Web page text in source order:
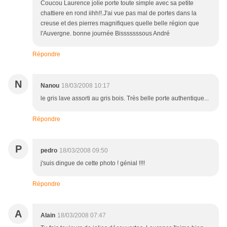
Coucou Laurence jolie porte toute simple avec sa petite
chattiere en rond iihh!!.J'ai vue pas mal de portes dans la
creuse et des pierres magnifiques quelle belle région que
l'Auvergne. bonne journée Bisssssssous André
Répondre
N Nanou 18/03/2008 10:17
le gris lave assorti au gris bois. Très belle porte authentique...
Répondre
P pedro 18/03/2008 09:50
j'suis dingue de cette photo ! génial !!!!
Répondre
A Alain 18/03/2008 07:47